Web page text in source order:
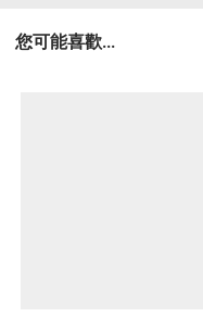
您可能喜歡...